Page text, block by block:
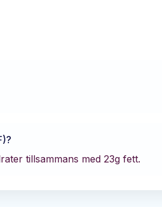
?
tillsammans med 23g fett.